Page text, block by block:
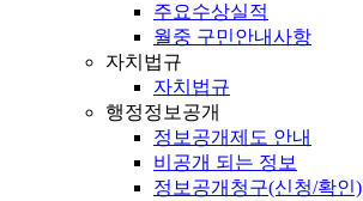
주요수상실적
월중 구민안내사항
자치법규
자치법규
행정정보공개
정보공개제도 안내
비공개 되는 정보
정보공개청구(신청/확인)